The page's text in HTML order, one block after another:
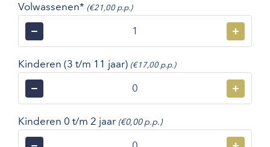
Volwassenen* (€21,00 p.p.)
− +
Kinderen (3 t/m 11 jaar) (€17,00 p.p.)
− +
Kinderen 0 t/m 2 jaar (€0,00 p.p.)